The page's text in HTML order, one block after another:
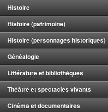
Histoire
Histoire (patrimoine)
Histoire (personnages historiques)
Généalogie
Littérature et bibliothèques
Théâtre et spectacles vivants
Cinéma et documentaires